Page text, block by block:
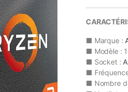
■ Marque :
■ Modèle :
■ Socket :
■
■ Nombre